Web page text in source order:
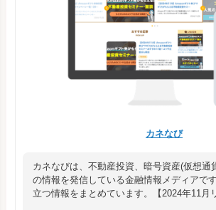
カネなび
カネなびは、不動産投資、暗号資産(仮想通
の情報を発信している金融情報メディアで
立つ情報をまとめています。【2024年11月